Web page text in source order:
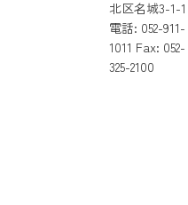
北区名城3-1-1
電話: 052-911-
1011 Fax: 052-
325-2100